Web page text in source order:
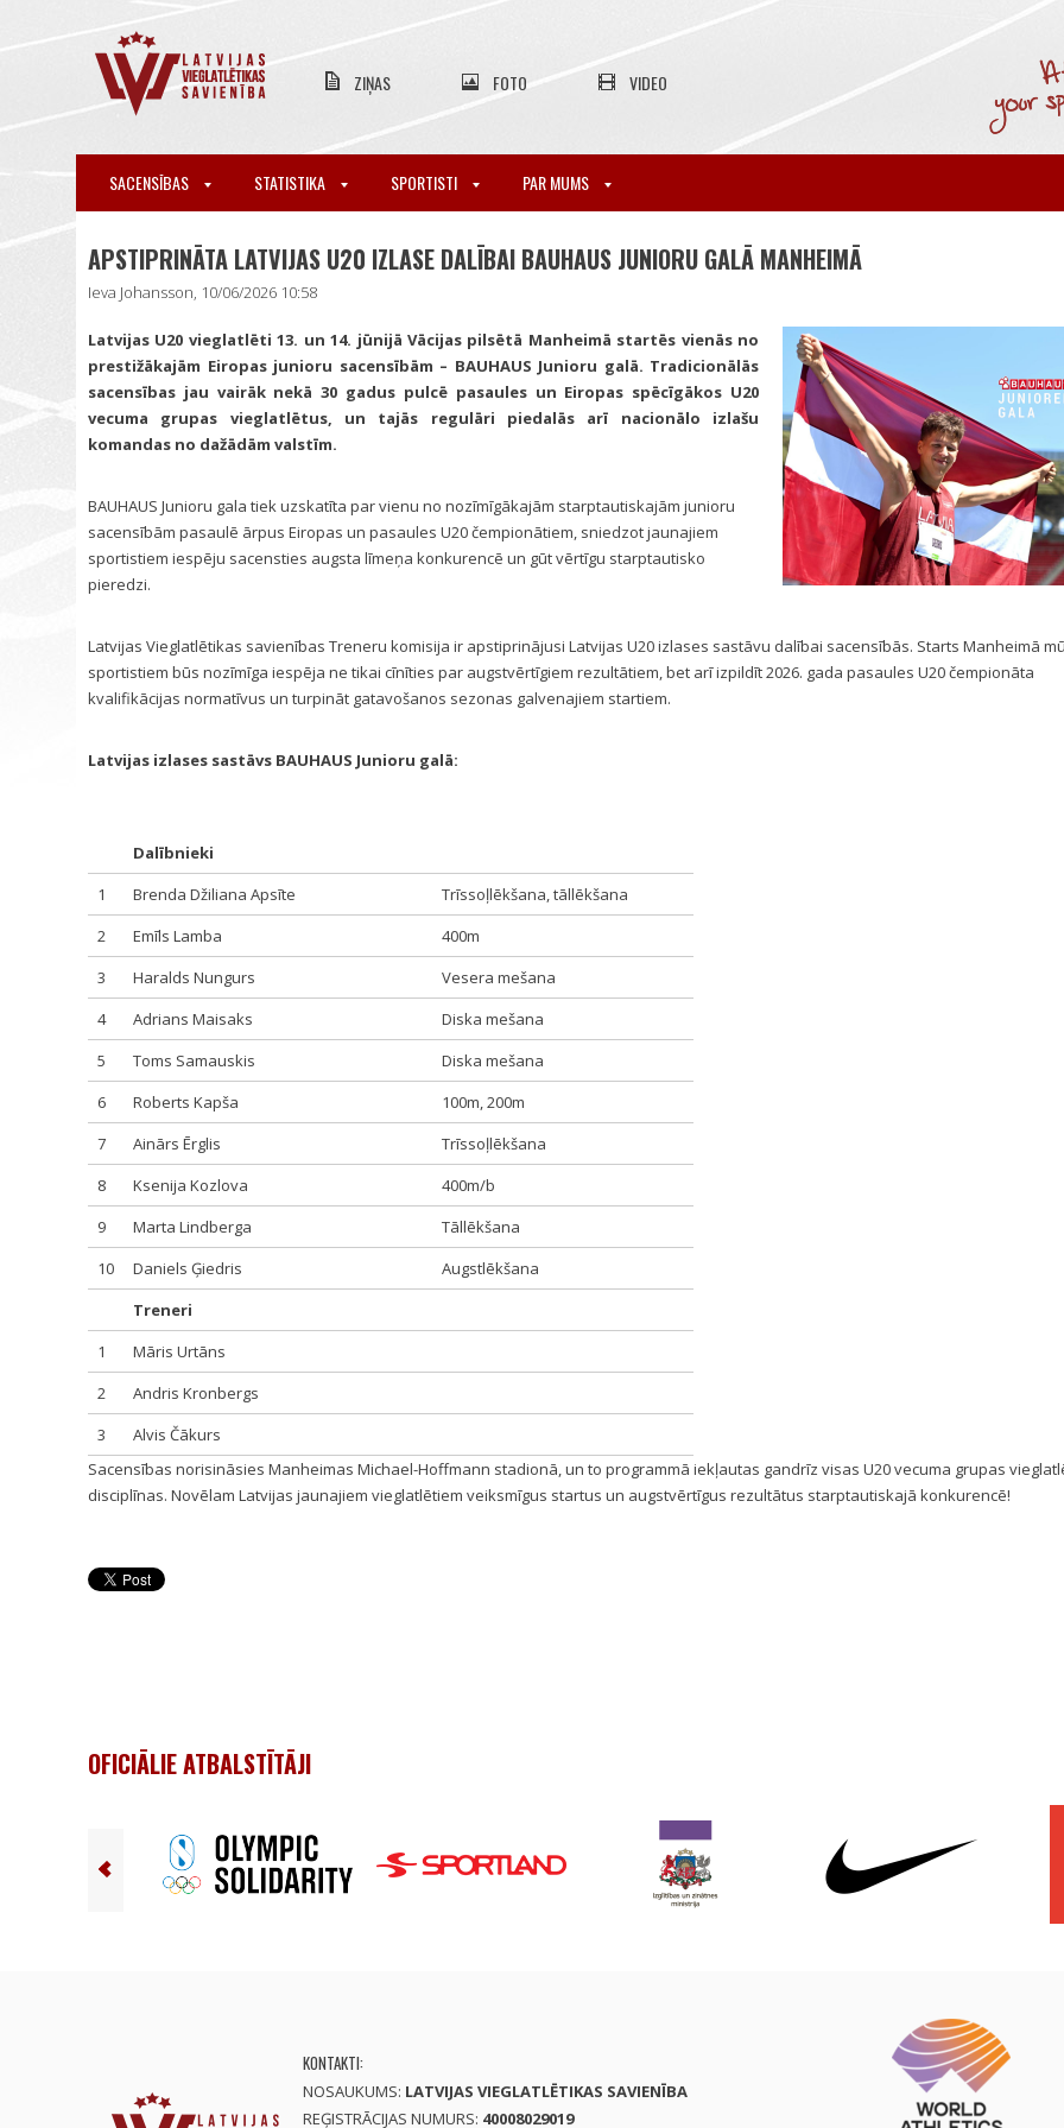
ZIŅAS FOTO VIDEO
SACENSĪBAS STATISTIKA SPORTISTI PAR MUMS
APSTIPRINĀTA LATVIJAS U20 IZLASE DALĪBAI BAUHAUS JUNIORU GALĀ MANHEIMĀ
Ieva Johansson, 10/06/2026 10:58
Latvijas U20 vieglatlēti 13. un 14. jūnijā Vācijas pilsētā Manheimā startēs vienās no
prestižākajām Eiropas junioru sacensībām – BAUHAUS Junioru galā. Tradicionālās
sacensības jau vairāk nekā 30 gadus pulcē pasaules un Eiropas spēcīgākos U20
vecuma grupas vieglatlētus, un tajās regulāri piedalās arī nacionālo izlašu
komandas no dažādām valstīm.
BAUHAUS Junioru gala tiek uzskatīta par vienu no nozīmīgākajām starptautiskajām junioru
sacensībām pasaulē ārpus Eiropas un pasaules U20 čempionātiem, sniedzot jaunajiem
sportistiem iespēju sacensties augsta līmeņa konkurencē un gūt vērtīgu starptautisko
pieredzi.
Latvijas Vieglatlētikas savienības Treneru komisija ir apstiprinājusi Latvijas U20 izlases sastāvu dalībai sacensībās. Starts Manheimā
sportistiem būs nozīmīga iespēja ne tikai cīnīties par augstvērtīgiem rezultātiem, bet arī izpildīt 2026. gada pasaules U20 čempionāta
kvalifikācijas normatīvus un turpināt gatavošanos sezonas galvenajiem startiem.
Latvijas izlases sastāvs BAUHAUS Junioru galā:
Dalībnieki
1
Brenda Džiliana Apsīte
Trīssoļlēkšana, tāllēkšana
2
Emīls Lamba
400m
3
Haralds Nungurs
Vesera mešana
4
Adrians Maisaks
Diska mešana
5
Toms Samauskis
Diska mešana
6
Roberts Kapša
100m, 200m
7
Ainārs Ērglis
Trīssoļlēkšana
8
Ksenija Kozlova
400m/b
9
Marta Lindberga
Tāllēkšana
10
Daniels Ģiedris
Augstlēkšana
Treneri
1
Māris Urtāns
2
Andris Kronbergs
3
Alvis Čākurs
Sacensības norisināsies Manheimas Michael-Hoffmann stadionā, un to programmā iekļautas gandrīz visas U20 vecuma grupas
disciplīnas. Novēlam Latvijas jaunajiem vieglatlētiem veiksmīgus startus un augstvērtīgus rezultātus starptautiskajā konkurencē!
OFICIĀLIE ATBALSTĪTĀJI
KONTAKTI:
NOSAUKUMS: LATVIJAS VIEGLATLĒTIKAS SAVIENĪBA
REĢISTRĀCIJAS NUMURS: 40008029019